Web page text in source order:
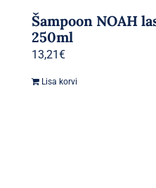
Šampoon NOAH
250ml
13,21€
Lisa korvi